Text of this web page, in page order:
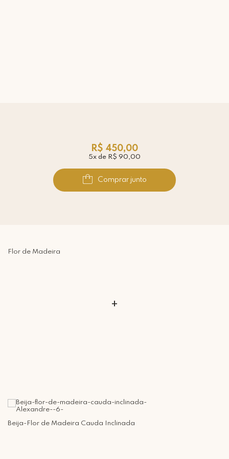
R$ 450,00
5x de R$ 90,00
Comprar junto
Flor de Madeira
+
Beija-Flor de Madeira Cauda Inclinada